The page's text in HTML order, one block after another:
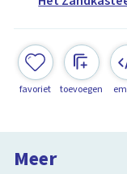
favoriet toevoegen
Meer